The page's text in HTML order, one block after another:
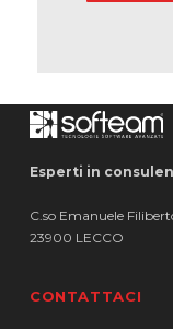
Esperti in
C.so Emanuele
23900 LECCO
CONTATTACI